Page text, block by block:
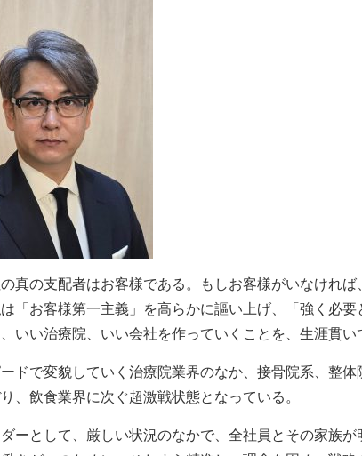
真の支配者はお客様である。もしお客様がいなけれ
「お客様第一主義」を高らかに謳い上げ、「強く必
いい治療院、いい会社を作っていくことを、生涯貫い
ドで変貌していく治療院業界のなか、接骨院系、整
、飲食業界に次ぐ超激戦状態となっている。
ーとして、厳しい状況のなかで、全社員とその家族